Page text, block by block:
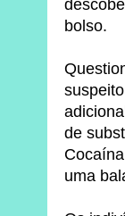
bolso.
de
uma